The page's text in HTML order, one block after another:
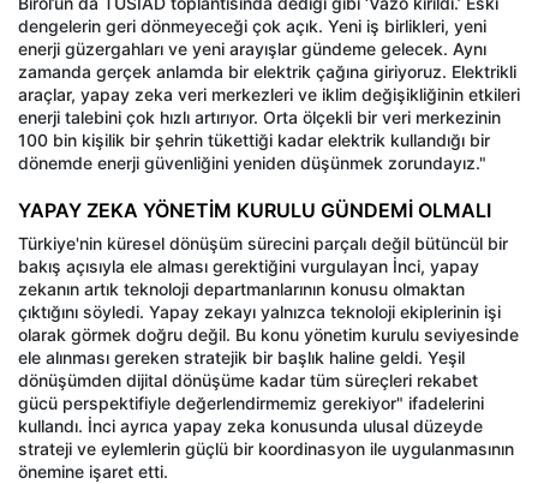
dengelerin geri dönmeyeceği çok açık. Yeni iş birlikleri, yeni
enerji güzergahları ve yeni arayışlar gündeme gelecek. Aynı
zamanda gerçek anlamda bir elektrik çağına giriyoruz. Elektrikli
araçlar, yapay zeka veri merkezleri ve iklim değişikliğinin etkileri
enerji talebini çok hızlı artırıyor. Orta ölçekli bir veri merkezinin
100 bin kişilik bir şehrin tükettiği kadar elektrik kullandığı bir
dönemde enerji güvenliğini yeniden düşünmek zorundayız."
YAPAY ZEKA YÖNETİM KURULU GÜNDEMİ OLMALI
Türkiye'nin küresel dönüşüm sürecini parçalı değil bütüncül bir
bakış açısıyla ele alması gerektiğini vurgulayan İnci, yapay
zekanın artık teknoloji departmanlarının konusu olmaktan
çıktığını söyledi. Yapay zekayı yalnızca teknoloji ekiplerinin işi
olarak görmek doğru değil. Bu konu yönetim kurulu seviyesinde
ele alınması gereken stratejik bir başlık haline geldi. Yeşil
dönüşümden dijital dönüşüme kadar tüm süreçleri rekabet
gücü perspektifiyle değerlendirmemiz gerekiyor" ifadelerini
kullandı. İnci ayrıca yapay zeka konusunda ulusal düzeyde
strateji ve eylemlerin güçlü bir koordinasyon ile uygulanmasının
önemine işaret etti.